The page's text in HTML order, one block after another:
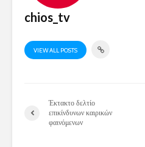
chios_tv
VIEW ALL POSTS
Έκτακτο δελτίο
επικίνδυνων καιρικών
φαινόμενων